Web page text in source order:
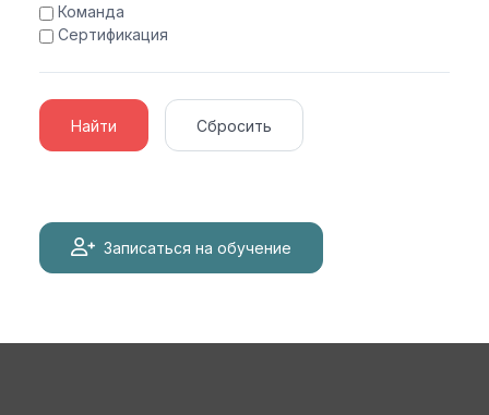
Команда
Сертификация
Найти Сбросить
Записаться на обучение